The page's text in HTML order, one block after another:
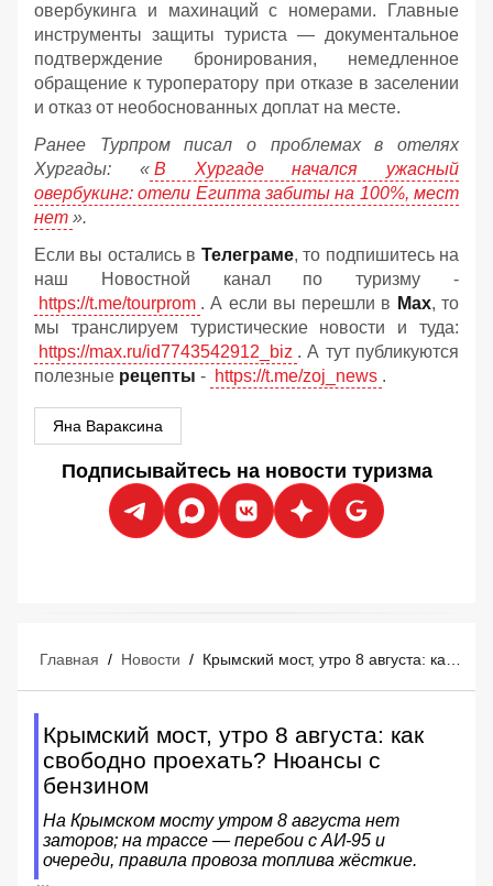
овербукинга и махинаций с номерами. Главные
инструменты защиты туриста — документальное
подтверждение бронирования, немедленное
обращение к туроператору при отказе в заселении
и отказ от необоснованных доплат на месте.
Ранее Турпром писал о проблемах в отелях
Хургады: « В Хургаде начался ужасный
овербукинг: отели Египта забиты на 100%, мест
нет ».
Если вы остались в Телеграме, то подпишитесь на
наш Новостной канал по туризму -
https://t.me/tourprom . А если вы перешли в Мах, то
мы транслируем туристические новости и туда:
https://max.ru/id7743542912_biz . А тут публикуются
полезные рецепты - https://t.me/zoj_news .
Яна Вараксина
Подписывайтесь на новости туризма
Главная / Новости /
Крымский мост, утро 8 августа: как
свободно проехать? Нюансы с
бензином
На Крымском мосту утром 8 августа нет
заторов; на трассе — перебои с АИ‑95 и
очереди, правила провоза топлива жёсткие.